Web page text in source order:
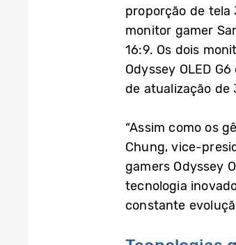
proporção de tela
monitor gamer
16:9. Os dois
Odyssey OLED
de atualização de
“Assim como os
Chung, vice-
gamers Odyssey
tecnologia
constante